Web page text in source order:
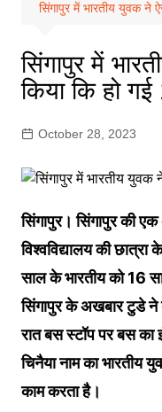
सिंगापुर में भारतीय युवक ने
सिंगापुर में
किया कि हो
October 28, 2023
सिंगापुर। सिंगापुर की
विश्वविद्यालय की
साल के भारतीय को 16
सिंगापुर के अखबार टुडे ने
रात बस स्टॉप पर बस का
चिनैया नाम का भारतीय
काम करता है।